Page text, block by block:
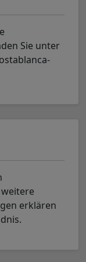
Sie unter
erklären